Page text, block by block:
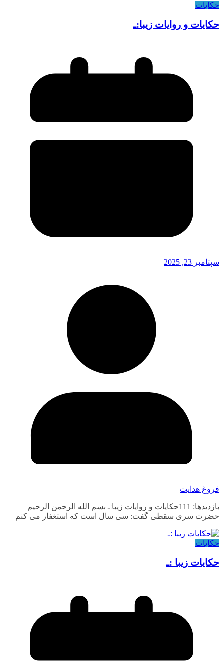
حکایات
حکایات و روایات زیبا:ـ
سپتامبر 23, 2025
فروغ هدایت
بازدیدها: 111حکایات و روایات زیبا:ـ بسم الله الرحمن الرحیم
حضرت سری سقطی گفت: سی سال است که استغفار می کنم
حکایات
حکایات زیبا :ـ